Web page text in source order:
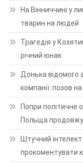
На Вінниччині у
тварин на людей
Трагедія у
річний юнак
Донька відомого
компанії: позов
Попри політичне
Польща
Штучний
прокоментувати